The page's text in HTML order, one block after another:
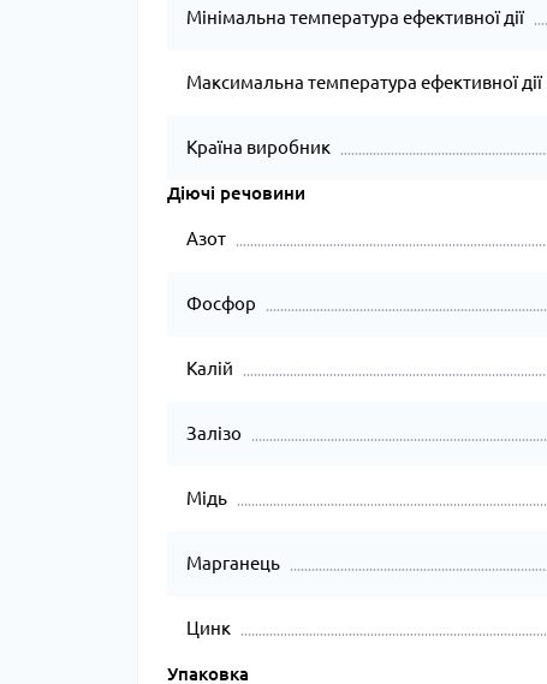
Мінімальна температура ефективної дії
Максимальна температура ефективної дії
Країна виробник
Діючі речовини
Азот
Фосфор
Калій
Залізо
Мідь
Марганець
Цинк
Упаковка